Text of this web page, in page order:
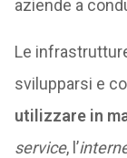
aziende a
Le
svilupparsi e
utilizzare in
service, l’